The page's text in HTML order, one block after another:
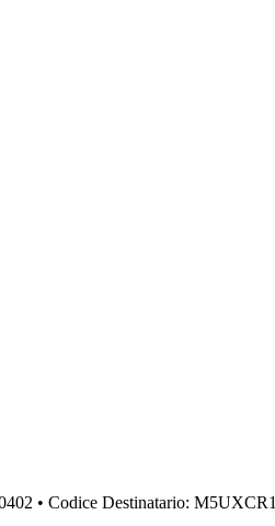
• Codice Destinatario: M5UXCR1